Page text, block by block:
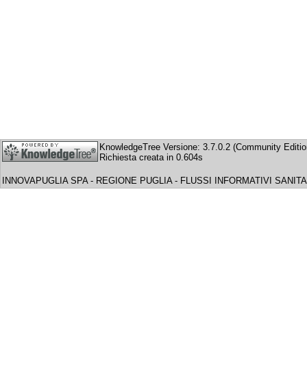
KnowledgeTree Versione: 3.7.0.2 (Community
Richiesta creata in 0.604s
INNOVAPUGLIA SPA - REGIONE PUGLIA - FLUSSI INFORMATIVI